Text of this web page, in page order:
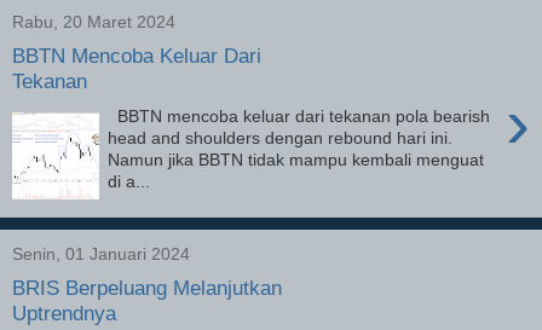
Rabu, 20 Maret 2024
BBTN Mencoba Keluar Dari
Tekanan
›
BBTN mencoba keluar dari tekanan pola bearish
head and shoulders dengan rebound hari ini.
Namun jika BBTN tidak mampu kembali menguat
di a...
Senin, 01 Januari 2024
BRIS Berpeluang Melanjutkan
Uptrendnya